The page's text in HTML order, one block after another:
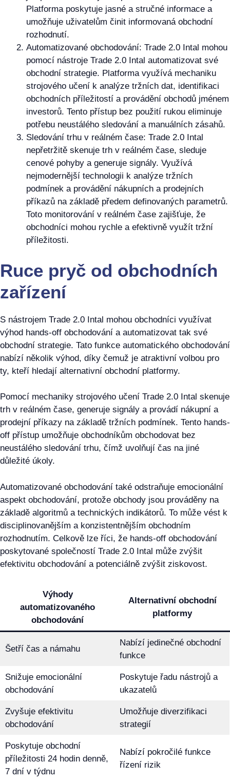
Platforma poskytuje jasné a stručné informace a
umožňuje uživatelům činit informovaná obchodní
rozhodnutí.
Automatizované obchodování: Trade 2.0 Intal mohou
pomocí nástroje Trade 2.0 Intal automatizovat své
obchodní strategie. Platforma využívá mechaniku
strojového učení k analýze tržních dat, identifikaci
obchodních příležitostí a provádění obchodů jménem
investorů. Tento přístup bez použití rukou eliminuje
potřebu neustálého sledování a manuálních zásahů.
Sledování trhu v reálném čase: Trade 2.0 Intal
nepřetržitě skenuje trh v reálném čase, sleduje
cenové pohyby a generuje signály. Využívá
nejmodernější technologii k analýze tržních
podmínek a provádění nákupních a prodejních
příkazů na základě předem definovaných parametrů.
Toto monitorování v reálném čase zajišťuje, že
obchodníci mohou rychle a efektivně využít tržní
příležitosti.
Ruce pryč od obchodních
zařízení
S nástrojem Trade 2.0 Intal mohou obchodníci využívat
výhod hands-off obchodování a automatizovat tak své
obchodní strategie. Tato funkce automatického obchodování
nabízí několik výhod, díky čemuž je atraktivní volbou pro
ty, kteří hledají alternativní obchodní platformy.
Pomocí mechaniky strojového učení Trade 2.0 Intal skenuje
trh v reálném čase, generuje signály a provádí nákupní a
prodejní příkazy na základě tržních podmínek. Tento hands-
off přístup umožňuje obchodníkům obchodovat bez
neustálého sledování trhu, čímž uvolňují čas na jiné
důležité úkoly.
Automatizované obchodování také odstraňuje emocionální
aspekt obchodování, protože obchody jsou prováděny na
základě algoritmů a technických indikátorů. To může vést k
disciplinovanějším a konzistentnějším obchodním
rozhodnutím. Celkově lze říci, že hands-off obchodování
poskytované společností Trade 2.0 Intal může zvýšit
efektivitu obchodování a potenciálně zvýšit ziskovost.
Výhody
automatizovaného
obchodování
Alternativní obchodní
platformy
Šetří čas a námahu
Nabízí jedinečné obchodní
funkce
Snižuje emocionální
obchodování
Poskytuje řadu nástrojů a
ukazatelů
Zvyšuje efektivitu
obchodování
Umožňuje diverzifikaci
strategií
Poskytuje obchodní
příležitosti 24 hodin denně,
7 dní v týdnu
Nabízí pokročilé funkce
řízení rizik